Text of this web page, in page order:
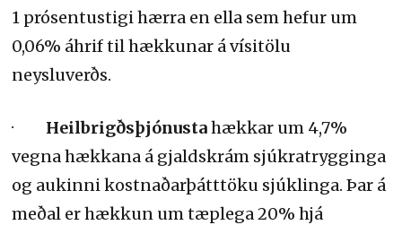
1 prósentustigi hærra en ella sem hefur um
0,06% áhrif til hækkunar á vísitölu
neysluverðs.
· Heilbrigðsþjónustahækkar um 4,7%
vegna hækkana á gjaldskrám sjúkratrygginga
og aukinni kostnaðarþátttöku sjúklinga. Þar á
meðal er hækkun um tæplega 20% hjá